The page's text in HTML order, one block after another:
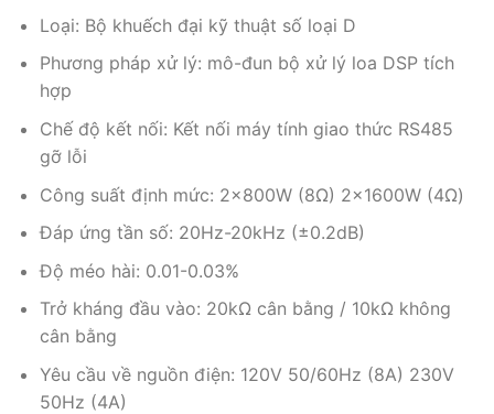
Loại: Bộ khuếch đại kỹ thuật số loại D
Phương pháp xử lý: mô-đun bộ xử lý loa DSP tích
hợp
Chế độ kết nối: Kết nối máy tính giao thức RS485
gỡ lỗi
Công suất định mức: 2x800W (8Ω) 2x1600W (4Ω)
Đáp ứng tần số: 20Hz-20kHz (±0.2dB)
Độ méo hài: 0.01-0.03%
Trở kháng đầu vào: 20kΩ cân bằng / 10kΩ không
cân bằng
Yêu cầu về nguồn điện: 120V 50/60Hz (8A) 230V
50Hz (4A)